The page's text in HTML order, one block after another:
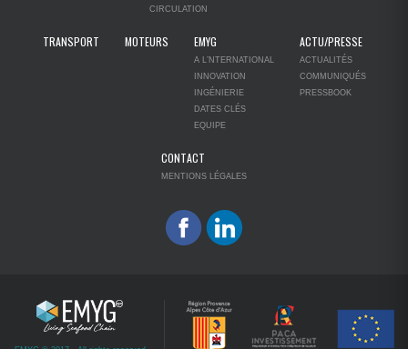
CIRCULATION
TRANSPORT MOTEURS EMYG
A L’NTERNATIONAL
INNOVATION
INGÉNIERIE
DATES CLÉS
EQUIPE
ACTU/PRESSE
ACTUALITÉS
COMMUNIQUÉS
PRESSBOOK
CONTACT
MENTIONS LÉGALES